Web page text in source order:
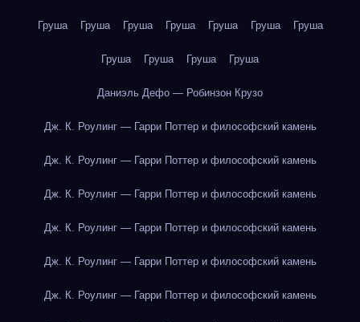
Груша Груша Груша Груша Груша Груша Груша
Груша Груша Груша Груша
Даниэль Дефо — Робинзон Крузо
Дж. К. Роулинг — Гарри Поттер и философский камень
Дж. К. Роулинг — Гарри Поттер и философский камень
Дж. К. Роулинг — Гарри Поттер и философский камень
Дж. К. Роулинг — Гарри Поттер и философский камень
Дж. К. Роулинг — Гарри Поттер и философский камень
Дж. К. Роулинг — Гарри Поттер и философский камень